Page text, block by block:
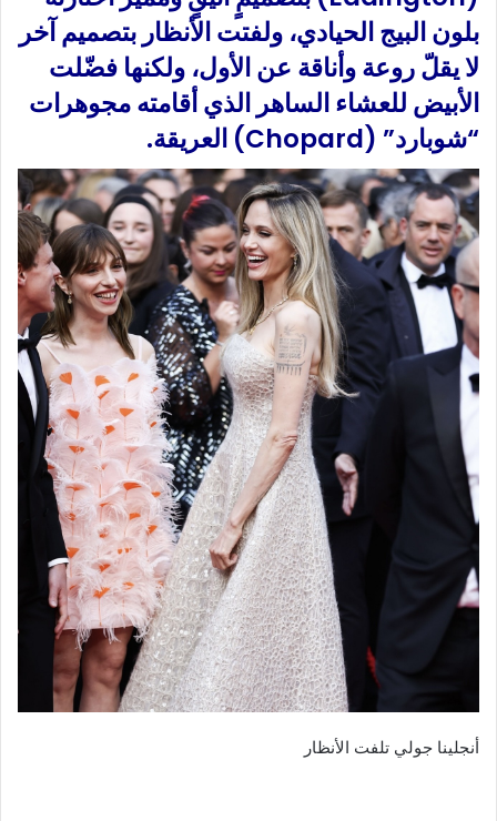
بلون البيج الحيادي، ولفتت الأنظار بتصميم آخر
لا يقلّ روعة وأناقة عن الأول، ولكنها فضّلت
الأبيض للعشاء الساهر الذي أقامته مجوهرات
“شوبارد” (Chopard) العريقة.
أنجلينا جولي تلفت الأنظار